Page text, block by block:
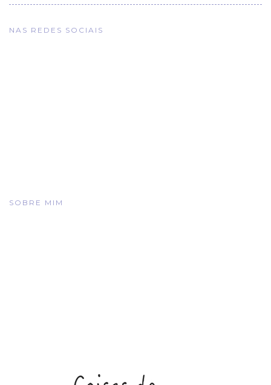
NAS REDES SOCIAIS
SOBRE MIM